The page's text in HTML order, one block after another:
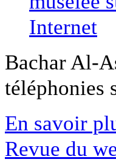
Bachar Al-
téléphonies
En savoir
Revue du